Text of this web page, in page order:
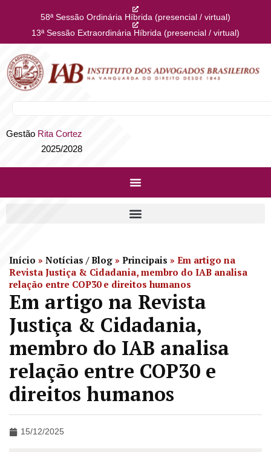
58ª Sessão Ordinária Híbrida (presencial / virtual)
13ª Sessão Extraordinária Híbrida (presencial / virtual)
Gestão Rita Cortez
2025/2028
Início » Notícias / Blog » Principais » Em artigo na
Revista Justiça & Cidadania, membro do IAB analisa
relação entre COP30 e direitos humanos
Em artigo na Revista
Justiça & Cidadania,
membro do IAB analisa
relação entre COP30 e
direitos humanos
15/12/2025